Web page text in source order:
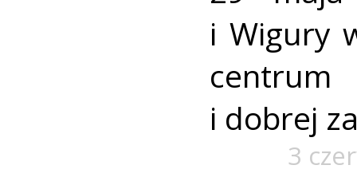
i Wigury
centrum
i dobrej
3